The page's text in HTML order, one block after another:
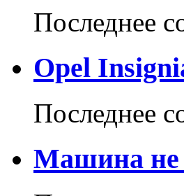
Последнее
Opel
Последнее
Машина не